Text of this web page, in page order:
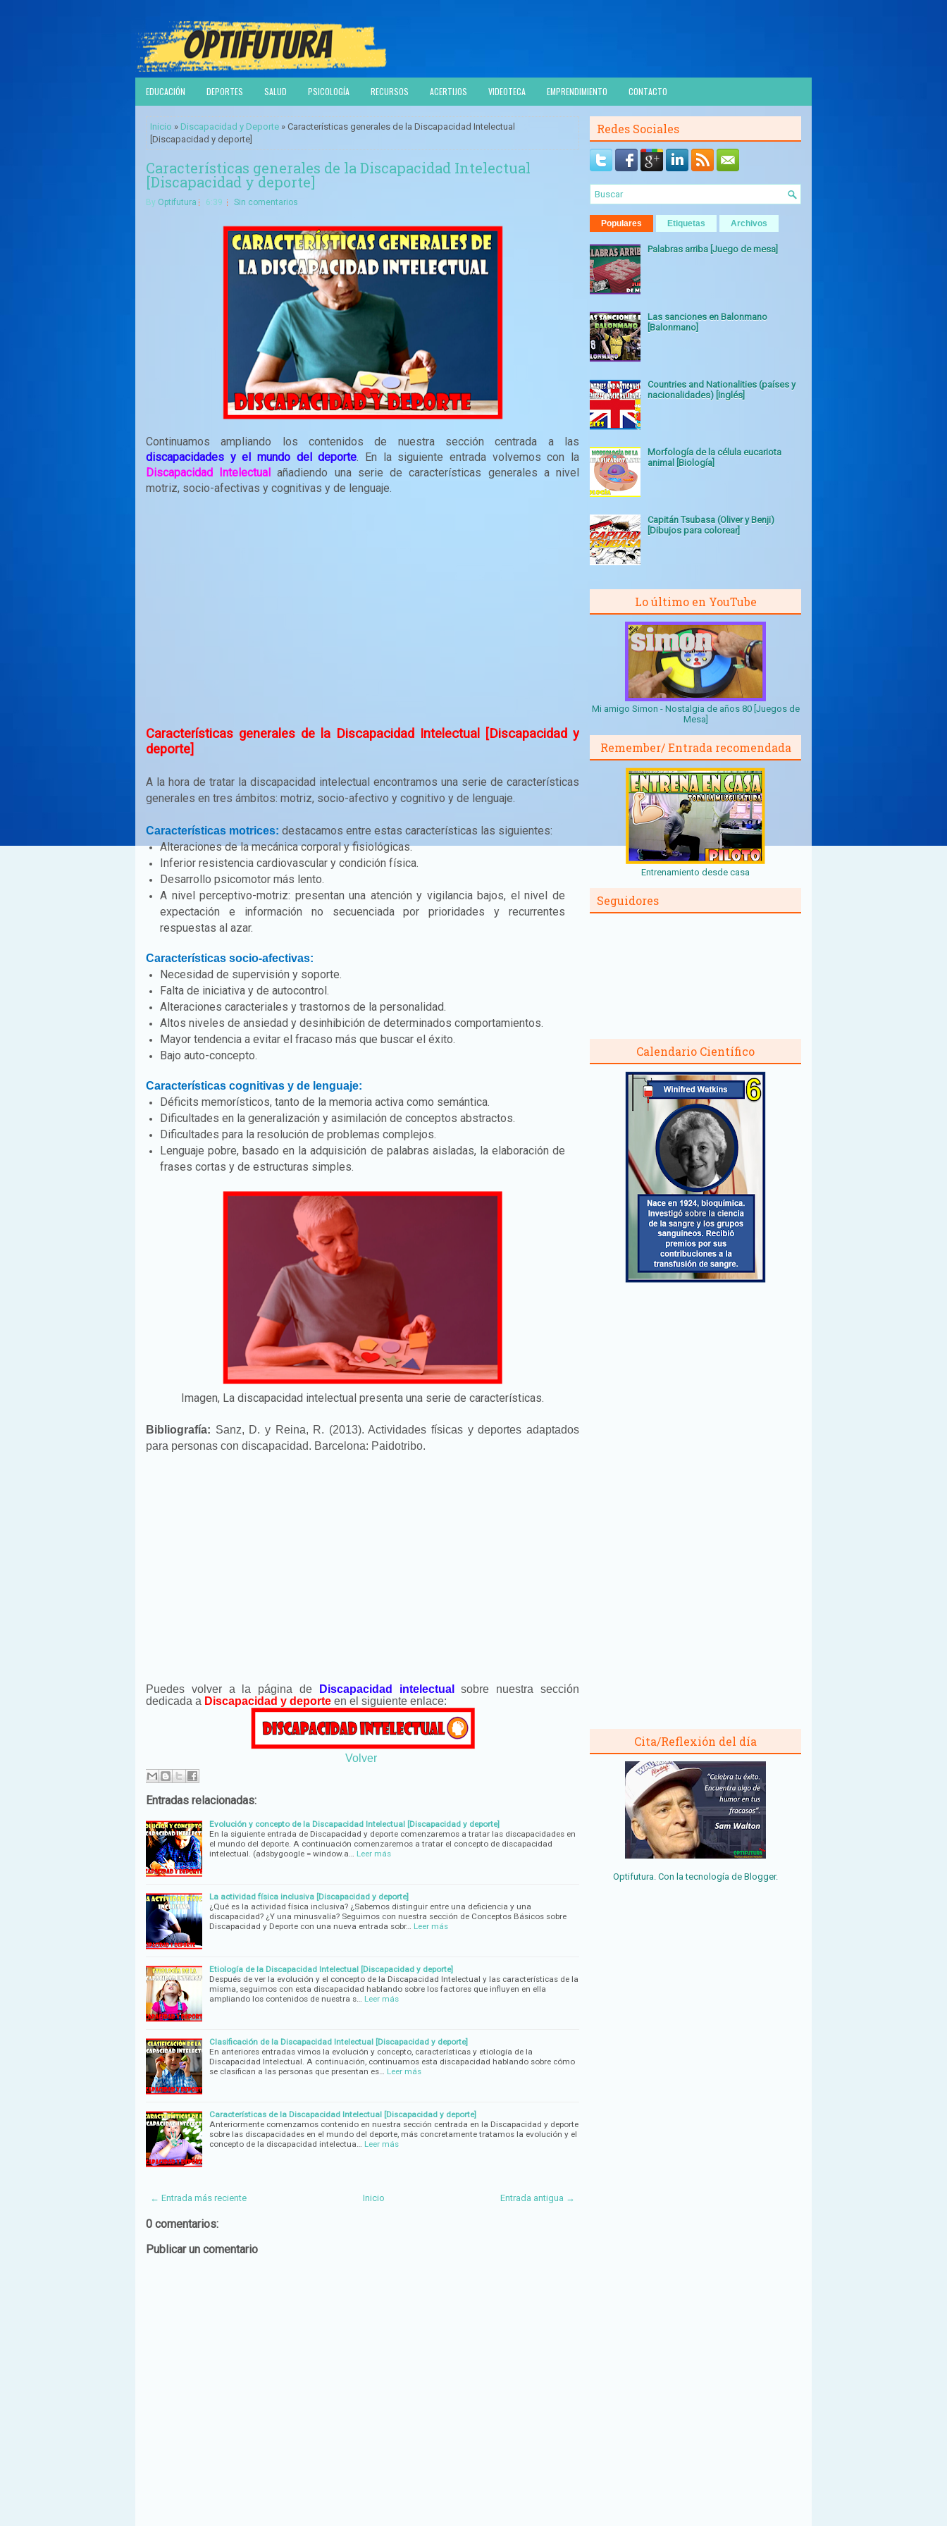
EDUCACIÓN DEPORTES SALUD PSICOLOGÍA RECURSOS ACERTIJOS VIDEOTECA EMPRENDIMIENTO CONTACTO
Inicio » Discapacidad y Deporte » Características generales de la Discapacidad Intelectual
[Discapacidad y deporte]
Características generales de la Discapacidad Intelectual
[Discapacidad y deporte]
By Optifutura 6:39 Sin comentarios
Continuamos ampliando los contenidos de nuestra sección centrada a las
discapacidades y el mundo del deporte. En la siguiente entrada volvemos con la
Discapacidad Intelectual añadiendo una serie de características generales a nivel
motriz, socio-afectivas y cognitivas y de lenguaje.
Características generales de la Discapacidad Intelectual [Discapacidad y
deporte]
A la hora de tratar la discapacidad intelectual encontramos una serie de características
generales en tres ámbitos: motriz, socio-afectivo y cognitivo y de lenguaje.
Características motrices: destacamos entre estas características las siguientes:
Alteraciones de la mecánica corporal y fisiológicas.
Inferior resistencia cardiovascular y condición física.
Desarrollo psicomotor más lento.
A nivel perceptivo-motriz: presentan una atención y vigilancia bajos, el nivel de
expectación e información no secuenciada por prioridades y recurrentes
respuestas al azar.
Características socio-afectivas:
Necesidad de supervisión y soporte.
Falta de iniciativa y de autocontrol.
Alteraciones caracteriales y trastornos de la personalidad.
Altos niveles de ansiedad y desinhibición de determinados comportamientos.
Mayor tendencia a evitar el fracaso más que buscar el éxito.
Bajo auto-concepto.
Características cognitivas y de lenguaje:
Déficits memorísticos, tanto de la memoria activa como semántica.
Dificultades en la generalización y asimilación de conceptos abstractos.
Dificultades para la resolución de problemas complejos.
Lenguaje pobre, basado en la adquisición de palabras aisladas, la elaboración de
frases cortas y de estructuras simples.
Imagen, La discapacidad intelectual presenta una serie de características.
Bibliografía: Sanz, D. y Reina, R. (2013). Actividades físicas y deportes adaptados
para personas con discapacidad. Barcelona: Paidotribo.
Puedes volver a la página de Discapacidad intelectualsobre nuestra sección
dedicada a Discapacidad y deporte en el siguiente enlace:
Volver
Entradas relacionadas:
Evolución y concepto de la Discapacidad Intelectual [Discapacidad y deporte]
En la siguiente entrada de Discapacidad y deporte comenzaremos a tratar las discapacidades en
el mundo del deporte. A continuación comenzaremos a tratar el concepto de discapacidad
intelectual. (adsbygoogle = window.a…
Leer más
La actividad física inclusiva [Discapacidad y deporte]
¿Qué es la actividad física inclusiva? ¿Sabemos distinguir entre una deficiencia y una
discapacidad? ¿Y una minusvalía? Seguimos con nuestra sección de Conceptos Básicos sobre
Discapacidad y Deporte con una nueva entrada sobr…
Leer más
Etiología de la Discapacidad Intelectual [Discapacidad y deporte]
Después de ver la evolución y el concepto de la Discapacidad Intelectual y las características de la
misma, seguimos con esta discapacidad hablando sobre los factores que influyen en ella
ampliando los contenidos de nuestra s…
Leer más
Clasificación de la Discapacidad Intelectual [Discapacidad y deporte]
En anteriores entradas vimos la evolución y concepto, características y etiología de la
Discapacidad Intelectual. A continuación, continuamos esta discapacidad hablando sobre cómo
se clasifican a las personas que presentan es…
Leer más
Características de la Discapacidad Intelectual [Discapacidad y deporte]
Anteriormente comenzamos contenido en nuestra sección centrada en la Discapacidad y deporte
sobre las discapacidades en el mundo del deporte, más concretamente tratamos la evolución y el
concepto de la discapacidad intelectua…
Leer más
← Entrada más reciente Entrada antigua →
Inicio
0 comentarios:
Publicar un comentario
Redes Sociales
Populares Etiquetas Archivos
Palabras arriba [Juego de mesa]
Las sanciones en Balonmano
[Balonmano]
Countries and Nationalities (países y
nacionalidades) [Inglés]
Morfología de la célula eucariota
animal [Biología]
Capitán Tsubasa (Oliver y Benji)
[Dibujos para colorear]
Lo último en YouTube
Mi amigo Simon - Nostalgia de años 80 [Juegos de
Mesa]
Remember/ Entrada recomendada
Entrenamiento desde casa
Seguidores
Calendario Científico
Cita/Reflexión del día
Optifutura. Con la tecnología de Blogger.